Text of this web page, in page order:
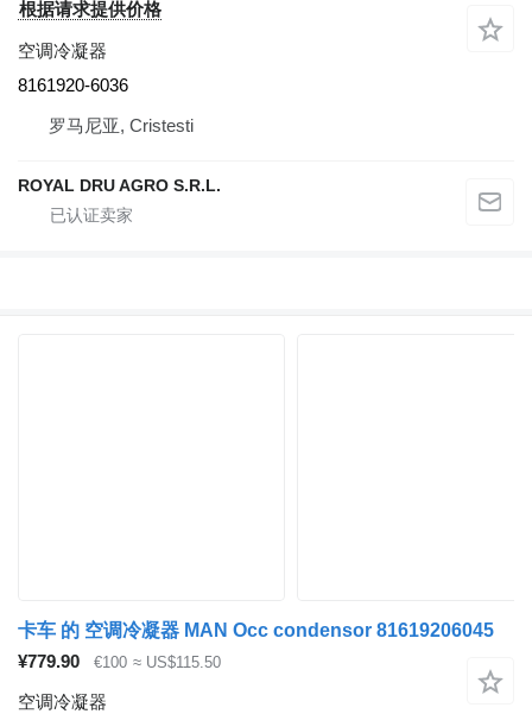
根据请求提供价格
空调冷凝器
8161920-6036
罗马尼亚, Cristesti
ROYAL DRU AGRO S.R.L.
卡车 的 空调冷凝器 MAN Occ condensor 81619206045
¥779.90
€100 ≈ US$115.50
空调冷凝器